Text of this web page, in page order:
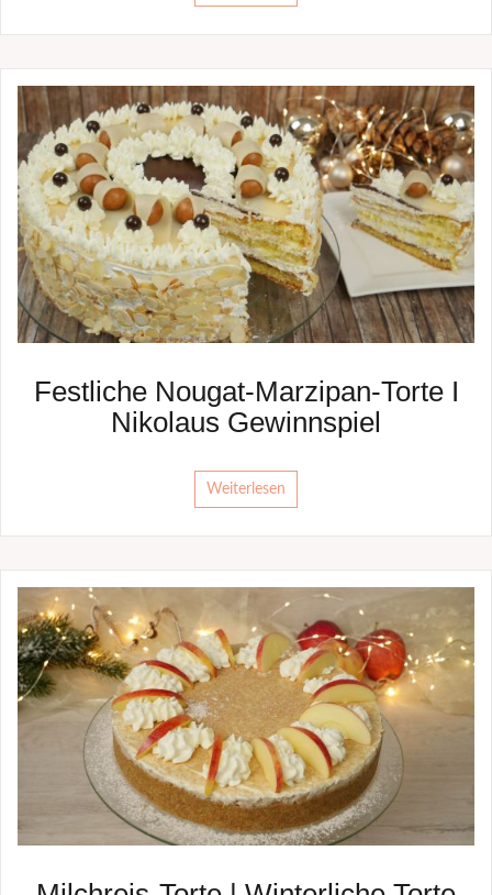
Festliche Nougat-Marzipan-Torte I
Nikolaus Gewinnspiel
Weiterlesen